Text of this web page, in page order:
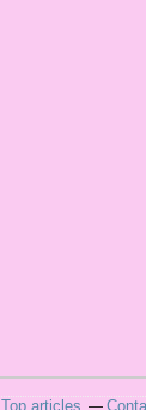
Top articles